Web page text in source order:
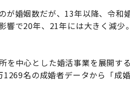
が婚姻数だが、13年以降、令
響で20年、21年には大きく減
を中心とした婚活事業を展開
1269名の成婚者データから「成